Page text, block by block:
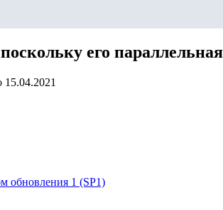
его
15.04.2021
обновления 1 (SP1)